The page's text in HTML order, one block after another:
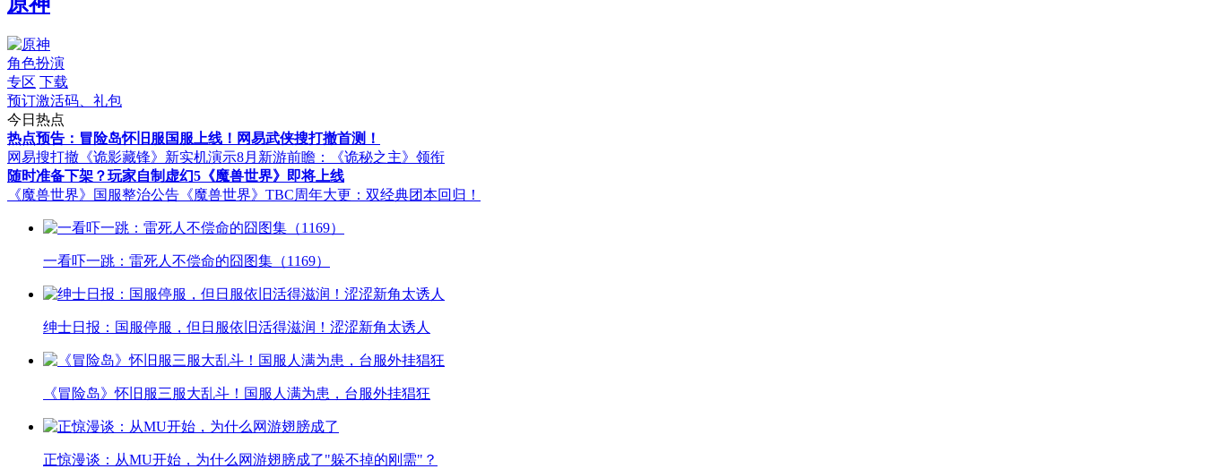
角色扮演
专区 下载
预订激活码、礼包
今日热点
热点预告：冒险岛怀旧服国服上线！网易武侠搜打撤首测！
网易搜打撤《诡影藏锋》新实机演示8月新游前瞻：《诡秘之主》领衔
随时准备下架？玩家自制虚幻5《魔兽世界》即将上线
《魔兽世界》国服整治公告 《魔兽世界》TBC周年大更：双经典团本回归！
一看吓一跳：雷死人不偿命的囧图集（1169）
绅士日报：国服停服，但日服依旧活得滋润！涩涩新角太诱人
《冒险岛》怀旧服三服大乱斗！国服人满为患，台服外挂猖狂
正惊漫谈：从MU开始，为什么网游翅膀成了"躲不掉的刚需"？